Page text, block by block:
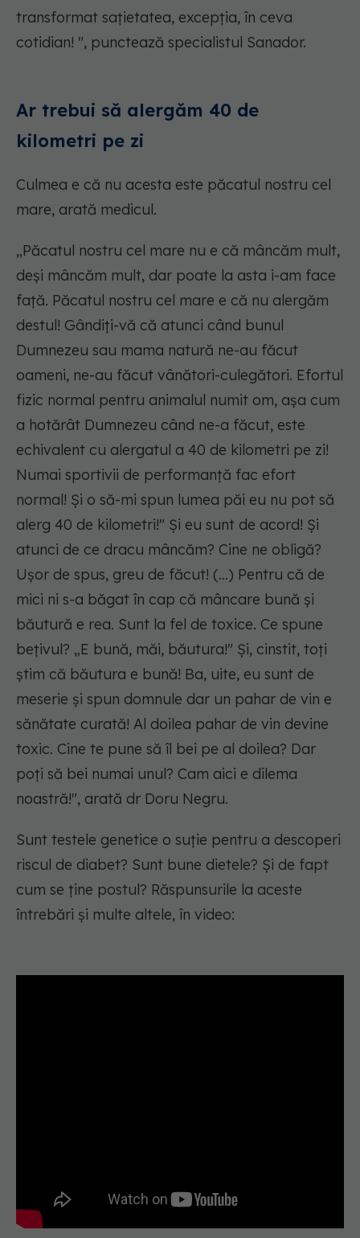
transformat sațietatea, excepția, în ceva
cotidian! ", punctează specialistul Sanador.
Ar trebui să alergăm 40 de
kilometri pe zi
Culmea e că nu acesta este păcatul nostru cel
mare, arată medicul.
„Păcatul nostru cel mare nu e că mâncăm mult,
deși mâncăm mult, dar poate la asta i-am face
față. Păcatul nostru cel mare e că nu alergăm
destul! Gândiți-vă că atunci când bunul
Dumnezeu sau mama natură ne-au făcut
oameni, ne-au făcut vânători-culegători. Efortul
fizic normal pentru animalul numit om, așa cum
a hotărât Dumnezeu când ne-a făcut, este
echivalent cu alergatul a 40 de kilometri pe zi!
Numai sportivii de performanță fac efort
normal! Și o să-mi spun lumea păi eu nu pot să
alerg 40 de kilometri!" Și eu sunt de acord! Și
atunci de ce dracu mâncăm? Cine ne obligă?
Ușor de spus, greu de făcut! (...) Pentru că de
mici ni s-a băgat în cap că mâncare bună și
băutură e rea. Sunt la fel de toxice. Ce spune
bețivul? „E bună, măi, băutura!" Și, cinstit, toți
știm că băutura e bună! Ba, uite, eu sunt de
meserie și spun domnule dar un pahar de vin e
sănătate curată! Al doilea pahar de vin devine
toxic. Cine te pune să îl bei pe al doilea? Dar
poți să bei numai unul? Cam aici e dilema
noastră!", arată dr Doru Negru.
Sunt testele genetice o suție pentru a descoperi
riscul de diabet? Sunt bune dietele? Și de fapt
cum se ține postul? Răspunsurile la aceste
întrebări și multe altele, în video: